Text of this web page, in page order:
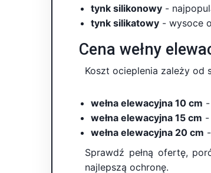
tynk silikonowy -
tynk silikatowy - wysoce
Cena wełny
Koszt ocieplenia zależy od
wełna elewacyjna 10 cm
wełna elewacyjna 15 cm -
wełna elewacyjna 20 cm
Sprawdź pełną ofertę,
najlepszą ochronę.